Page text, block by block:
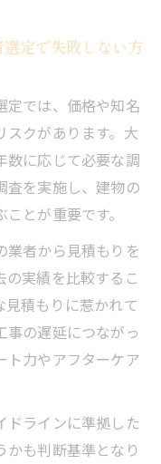
定で失敗しない方
定では、価格や知名
スクがあります。大
数に応じて必要な調
査を実施し、建物の
とが重要です。
業者から見積もりを
実績を比較するこ
見積もりに惹かれて
の遅延につながっ
ト力やアフターケア
ドラインに準拠した
も判断基準となり